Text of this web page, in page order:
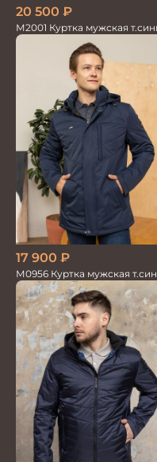
20 500 ₽
М2001 Куртка мужская
17 900 ₽
М0956 Куртка мужская